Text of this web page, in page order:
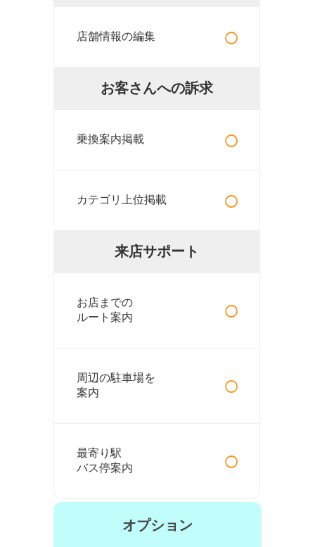
店舗情報の編集 ○
お客さんへの訴求
乗換案内掲載 ○
カテゴリ上位掲載 ○
来店サポート
お店までの
ルート案内
○
周辺の駐車場を
案内
○
最寄り駅
バス停案内
○
オプション